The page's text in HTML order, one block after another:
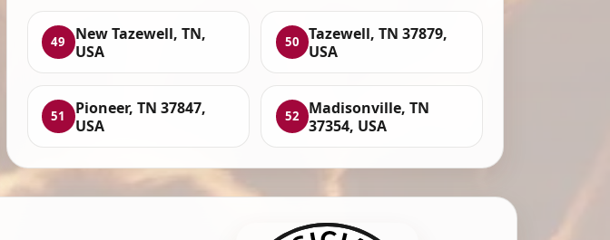
49
New Tazewell, TN,
USA
50
Tazewell, TN 37879,
USA
51
Pioneer, TN 37847,
USA
52
Madisonville, TN
37354, USA